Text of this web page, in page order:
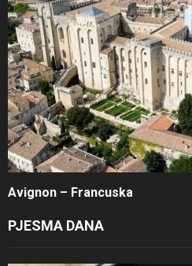
Avignon – Francuska
PJESMA DANA